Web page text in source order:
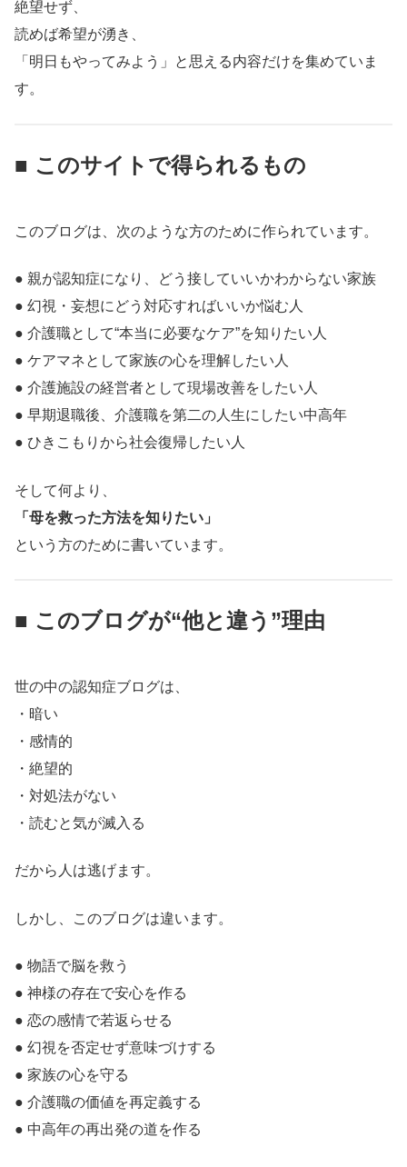
絶望せず、
読めば希望が湧き、
「明日もやってみよう」と思える内容だけを集めていま
す。
■ このサイトで得られるもの
このブログは、次のような方のために作られています。
● 親が認知症になり、どう接していいかわからない家族
● 幻視・妄想にどう対応すればいいか悩む人
● 介護職として“本当に必要なケア”を知りたい人
● ケアマネとして家族の心を理解したい人
● 介護施設の経営者として現場改善をしたい人
● 早期退職後、介護職を第二の人生にしたい中高年
● ひきこもりから社会復帰したい人
そして何より、
「母を救った方法を知りたい」
という方のために書いています。
■ このブログが“他と違う”理由
世の中の認知症ブログは、
・暗い
・感情的
・絶望的
・対処法がない
・読むと気が滅入る
だから人は逃げます。
しかし、このブログは違います。
● 物語で脳を救う
● 神様の存在で安心を作る
● 恋の感情で若返らせる
● 幻視を否定せず意味づけする
● 家族の心を守る
● 介護職の価値を再定義する
● 中高年の再出発の道を作る